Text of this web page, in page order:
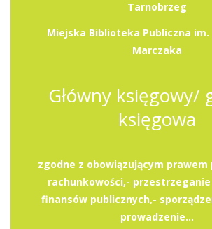
Tarnobrzeg
Miejska Biblioteka Publiczna im.
Marczaka
Główny księgowy/
księgowa
zgodne z obowiązującym prawem
rachunkowości,-
finansów publicznych,-
prowadzenie...